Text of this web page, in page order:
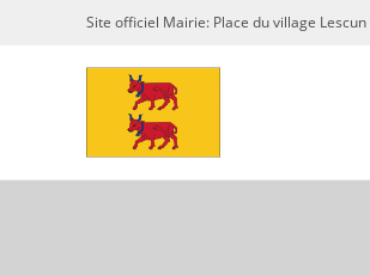
Site officiel Mairie: Place du village